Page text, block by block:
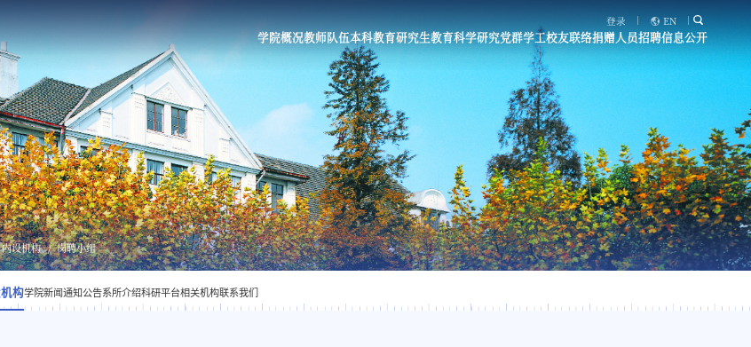
登录 EN
学院概况教师队伍本科教育研究生教育科学研究党群学工校友联络捐赠人员招聘信息公开
内设机构 岗聘小组
构学院新闻通知公告系所介绍科研平台相关机构联系我们